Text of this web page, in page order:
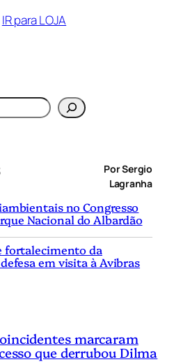
IR para LOJA
Por Sergio
Lagranha
no Congresso
Nacional do Albardão
fortalecimento da
em visita à Avibras
marcaram
que derrubou Dilma